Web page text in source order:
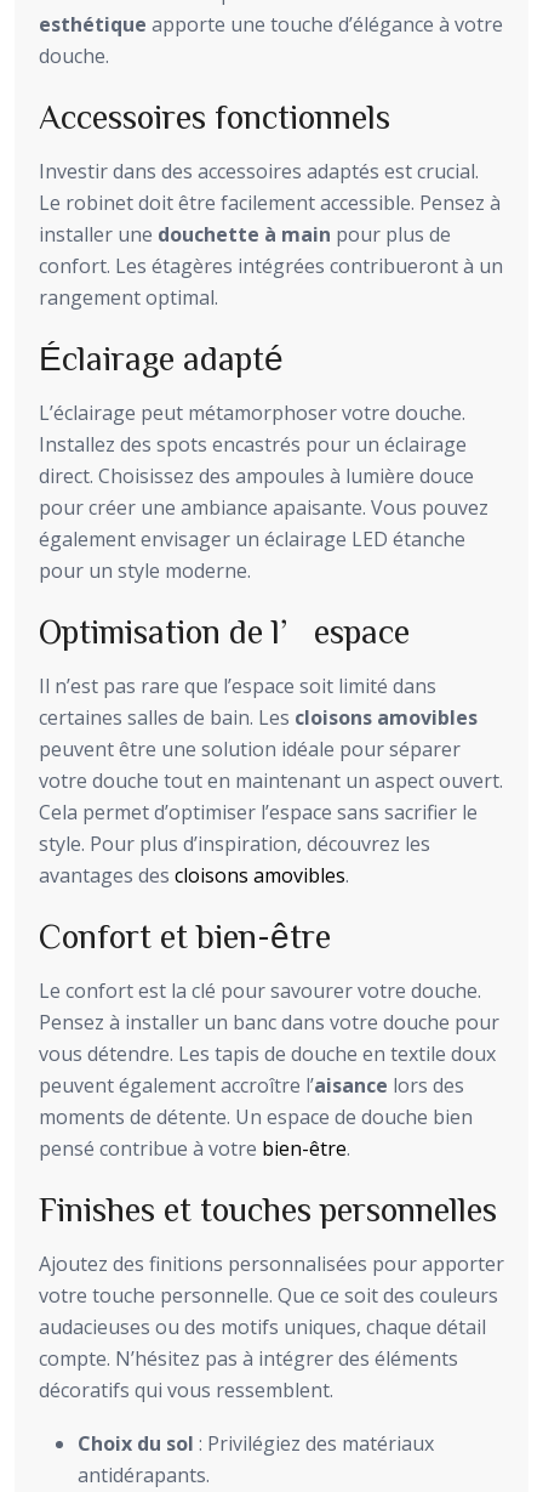
esthétique apporte une touche d’élégance à votre
douche.
Accessoires fonctionnels
Investir dans des accessoires adaptés est crucial.
Le robinet doit être facilement accessible. Pensez à
installer une douchette à main pour plus de
confort. Les étagères intégrées contribueront à un
rangement optimal.
Éclairage adapté
L’éclairage peut métamorphoser votre douche.
Installez des spots encastrés pour un éclairage
direct. Choisissez des ampoules à lumière douce
pour créer une ambiance apaisante. Vous pouvez
également envisager un éclairage LED étanche
pour un style moderne.
Optimisation de l’espace
Il n’est pas rare que l’espace soit limité dans
certaines salles de bain. Les cloisons amovibles
peuvent être une solution idéale pour séparer
votre douche tout en maintenant un aspect ouvert.
Cela permet d’optimiser l’espace sans sacrifier le
style. Pour plus d’inspiration, découvrez les
avantages des cloisons amovibles.
Confort et bien-être
Le confort est la clé pour savourer votre douche.
Pensez à installer un banc dans votre douche pour
vous détendre. Les tapis de douche en textile doux
peuvent également accroître l’aisance lors des
moments de détente. Un espace de douche bien
pensé contribue à votre bien-être.
Finishes et touches personnelles
Ajoutez des finitions personnalisées pour apporter
votre touche personnelle. Que ce soit des couleurs
audacieuses ou des motifs uniques, chaque détail
compte. N’hésitez pas à intégrer des éléments
décoratifs qui vous ressemblent.
Choix du sol : Privilégiez des matériaux
antidérapants.